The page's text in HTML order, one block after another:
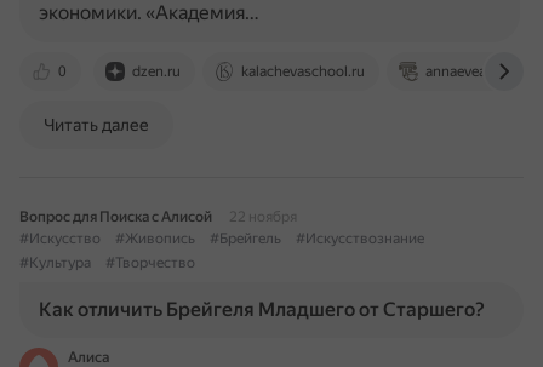
0 dzen.ru kalachevaschool.ru annaeveart.ru
экономики. «Академия…
Читать далее
Вопрос для Поиска с Алисой
22 ноября
#Искусство
#Живопись #Брейгель
#Искусствознание
#Культура
#Творчество
Как отличить Брейгеля Младшего от Старшего?
Алиса